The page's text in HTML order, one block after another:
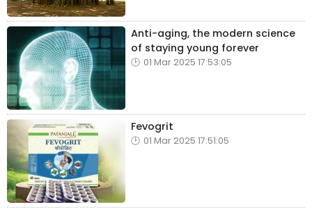
Anti-aging, the modern science
of staying young forever
01 Mar 2025 17:53:05
Fevogrit
01 Mar 2025 17:51:05